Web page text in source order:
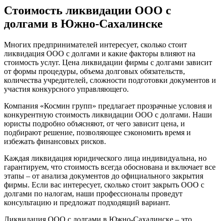
Стоимость ликвидации ООО с
долгами в Южно-Сахалинске
Многих предпринимателей интересует, сколько стоит
ликвидация ООО с долгами и какие факторы влияют на
стоимость услуг. Цена ликвидации фирмы с долгами зависит
от формы процедуры, объема долговых обязательств,
количества учредителей, сложности подготовки документов и
участия конкурсного управляющего.
Компания «Космин групп» предлагает прозрачные условия и
конкурентную стоимость ликвидации ООО с долгами. Наши
юристы подробно объясняют, от чего зависит цена, и
подбирают решение, позволяющее сэкономить время и
избежать финансовых рисков.
Каждая ликвидация юридического лица индивидуальна, но
гарантируем, что стоимость всегда обоснована и включает все
этапы – от анализа документов до официального закрытия
фирмы. Если вас интересует, сколько стоит закрыть ООО с
долгами по налогам, наши профессионалы проведут
консультацию и предложат подходящий вариант.
Ликвидация ООО с долгами в Южно-Сахалинске – это